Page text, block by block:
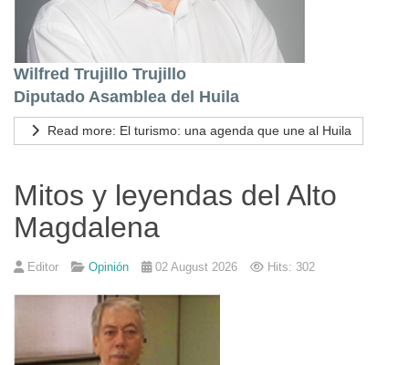
Wilfred Trujillo Trujillo
Diputado Asamblea del Huila
Read more: El turismo: una agenda que une al Huila
Mitos y leyendas del Alto
Magdalena
Editor Opinión 02 August 2026 Hits: 302